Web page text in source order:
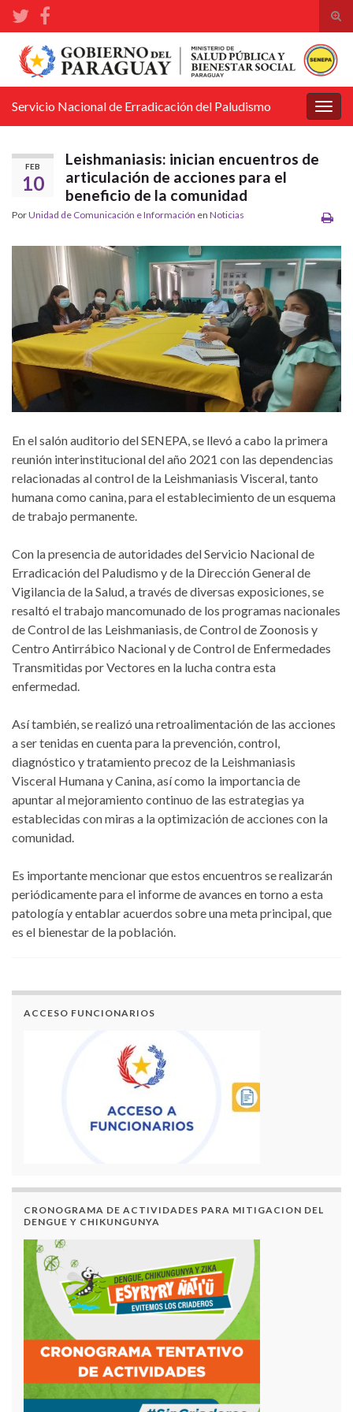
el
de
Search for:
la
Servicio Nacional de Erradicación del Paludismo
FEB
10
Leishmaniasis: inician encuentros de
articulación de acciones para el
beneficio de la comunidad
PorUnidad de Comunicación e Información en Noticias
En el salón auditorio del SENEPA, se llevó a cabo la primera
reunión interinstitucional del año 2021 con las dependencias
relacionadas al control de la Leishmaniasis Visceral, tanto
humana como canina, para el establecimiento de un esquema
de trabajo permanente.
Con la presencia de autoridades del Servicio Nacional de
Erradicación del Paludismo y de la Dirección General de
Vigilancia de la Salud, a través de diversas exposiciones, se
resaltó el trabajo mancomunado de los programas nacionales
de Control de las Leishmaniasis, de Control de Zoonosis y
Centro Antirrábico Nacional y de Control de Enfermedades
Transmitidas por Vectores en la lucha contra esta
enfermedad.
Así también, se realizó una retroalimentación de las acciones
a ser tenidas en cuenta para la prevención, control,
diagnóstico y tratamiento precoz de la Leishmaniasis
Visceral Humana y Canina, así como la importancia de
apuntar al mejoramiento continuo de las estrategias ya
establecidas con miras a la optimización de acciones con la
comunidad.
Es importante mencionar que estos encuentros se realizarán
periódicamente para el informe de avances en torno a esta
patología y entablar acuerdos sobre una meta principal, que
es el bienestar de la población.
ACCESO FUNCIONARIOS
CRONOGRAMA DE ACTIVIDADES PARA MITIGACION DEL
DENGUE Y CHIKUNGUNYA